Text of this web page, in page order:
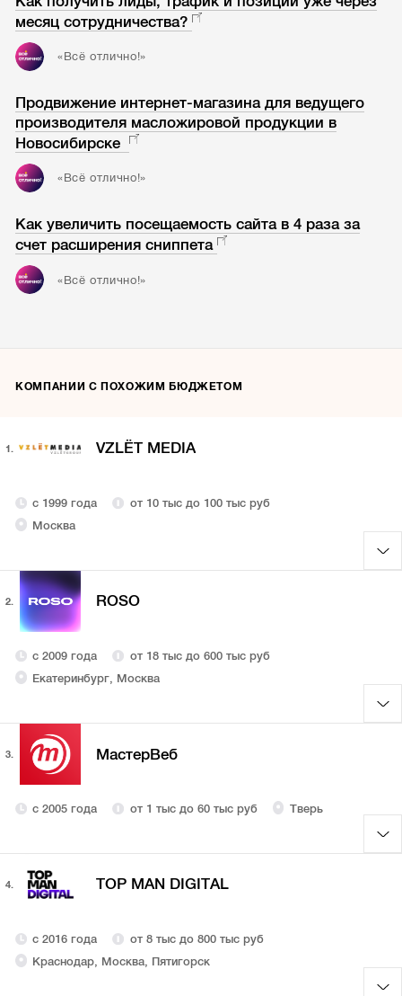
месяц сотрудничества?
«Всё отлично!»
Продвижение интернет-магазина для ведущего
производителя масложировой продукции в
Новосибирске
«Всё отлично!»
Как увеличить посещаемость сайта в 4 раза за
счет расширения сниппета
«Всё отлично!»
КОМПАНИИ С ПОХОЖИМ БЮДЖЕТОМ
1. VZLЁT MEDIA
с 1999 года
от 10 тыс до 100 тыс руб
Москва
2. ROSO
с 2009 года
от 18 тыс до 600 тыс руб
Екатеринбург, Москва
3. МастерВеб
с 2005 года от 1 тыс до 60 тыс руб Тверь
4. TOP MAN DIGITAL
с 2016 года
от 8 тыс до 800 тыс руб
Краснодар, Москва, Пятигорск